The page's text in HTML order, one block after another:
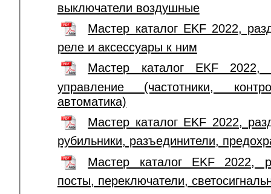
выключатели воздушные
Мастер каталог EKF 2022,
реле и аксессуары к ним
Мастер каталог EKF 2022,
управление (частотники,
автоматика)
Мастер каталог EKF 2022,
рубильники, разъединители,
Мастер каталог EKF 2022,
посты, переключатели,